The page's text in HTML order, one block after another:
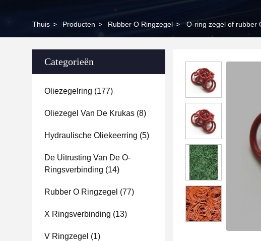
Thuis > Producten > Rubber O Ringzegel > O-ring zegel of rubber
Categorieën
Oliezegelring (177)
Oliezegel Van De Krukas (8)
Hydraulische Oliekeerring (5)
De Uitrusting Van De O-
Ringsverbinding (14)
Rubber O Ringzegel (77)
X Ringsverbinding (13)
V Ringzegel (1)